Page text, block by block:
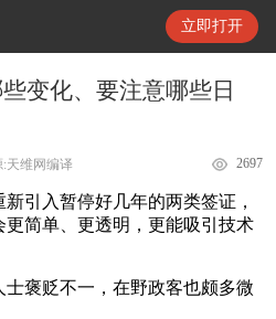
立即打开
新闻
变化、要注意哪些日
:天维网编译 2697
新引入暂停好几年的两类签证，
简单、更透明，更能吸引技术
褒贬不一，在野政客也颇多微